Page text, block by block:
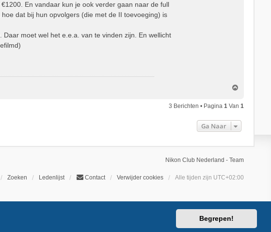
Begrepen!
En vandaar kun je ook verder gaan naar de full
dat bij hun opvolgers (die met de II toevoeging) is
moet wel het e.e.a. van te vinden zijn. En wellicht
h
o
3 Berichten • Pagina1 Van1
Ga Naar
Nikon Club Nederland - Team
Zoeken Ledenlijst Contact Verwijder cookies Alle tijden zijn UTC+02:00